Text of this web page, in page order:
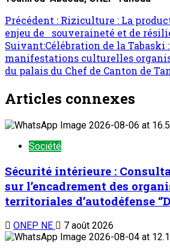
Précédent : Riziculture : La
enjeu de souveraineté et de
Suivant:Célébration de la Tabaski :
manifestations culturelles
du palais du Chef de Canton de
Articles connexes
Société
Sécurité intérieure :
sur l’encadrement des
territoriales d’autodéfense
ONEP NE 7 août 2026